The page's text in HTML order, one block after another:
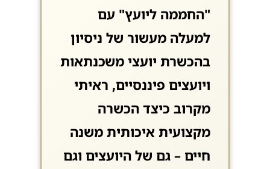
"החממה ליועץ" עם
למעלה מעשור של ניסיון
בהכשרת יועצי משכנתאות
ויועצים פיננסיים, ראיתי
מקרוב כיצד הכשרה
מקצועית איכותית משנה
חיים – גם של היועצים וגם